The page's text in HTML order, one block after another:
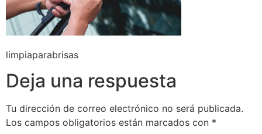
limpiaparabrisas
Deja una respuesta
Tu dirección de correo electrónico no será publicada.
Los campos obligatorios están marcados con *